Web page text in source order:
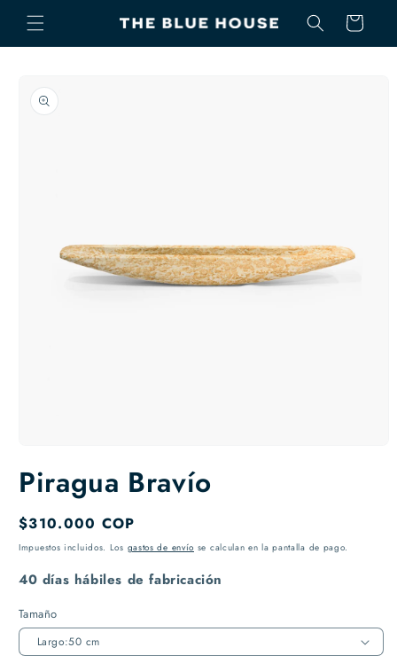
directamente
al contenido
Carrito
información
multimedia
1
una
ventana
modal
Piragua Bravío
Precio
habitual
$310.000 COP
Impuestos incluidos. Los gastos de envío se calculan en la pantalla de pago.
40 días hábiles de fabricación
Tamaño